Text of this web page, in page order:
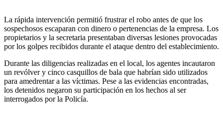
La rápida intervención permitió frustrar el robo antes de que los
sospechosos escaparan con dinero o pertenencias de la empresa. Los
propietarios y la secretaria presentaban diversas lesiones provocadas
por los golpes recibidos durante el ataque dentro del establecimiento.
Durante las diligencias realizadas en el local, los agentes incautaron
un revólver y cinco casquillos de bala que habrían sido utilizados
para amedrentar a las víctimas. Pese a las evidencias encontradas,
los detenidos negaron su participación en los hechos al ser
interrogados por la Policía.